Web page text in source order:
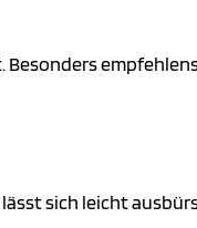
sich leicht